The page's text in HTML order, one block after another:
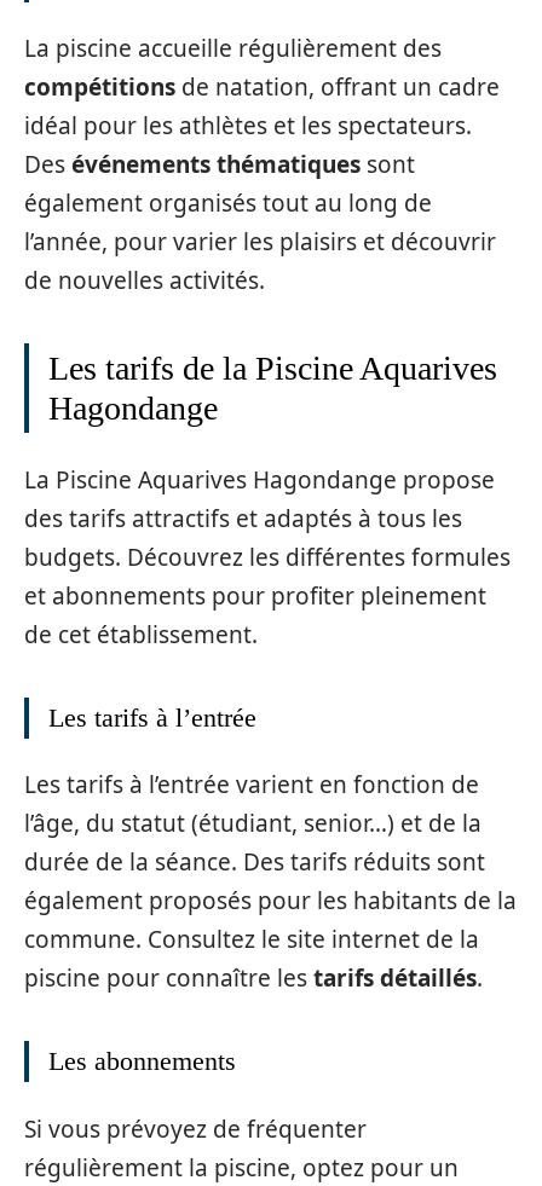
La piscine accueille régulièrement des
compétitions de natation, offrant un cadre
idéal pour les athlètes et les spectateurs.
Desévénements thématiques sont
également organisés tout au long de
l’année, pour varier les plaisirs et découvrir
de nouvelles activités.
Les tarifs de la Piscine Aquarives
Hagondange
La Piscine Aquarives Hagondange propose
des tarifs attractifs et adaptés à tous les
budgets. Découvrez les différentes formules
et abonnements pour profiter pleinement
de cet établissement.
Les tarifs à l’entrée
Les tarifs à l’entrée varient en fonction de
l’âge, du statut (étudiant, senior…) et de la
durée de la séance. Des tarifs réduits sont
également proposés pour les habitants de la
commune. Consultez le site internet de la
piscine pour connaître lestarifs détaillés.
Les abonnements
Si vous prévoyez de fréquenter
régulièrement la piscine, optez pour un